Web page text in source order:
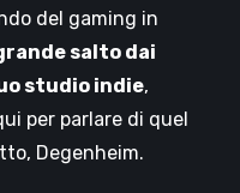
del gaming in
salto dai
studio indie,
per parlare di quel
Degenheim.